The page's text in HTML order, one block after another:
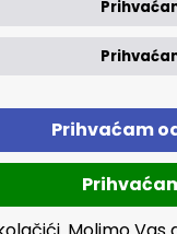
Prihvaćam